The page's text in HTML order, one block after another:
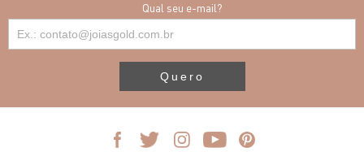
Qual seu e-mail?
Quero